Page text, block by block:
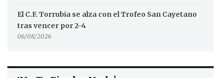
El C.F. Torrubia se alza con el Trofeo San Cayetano
tras vencer por 2-4
06/08/2026